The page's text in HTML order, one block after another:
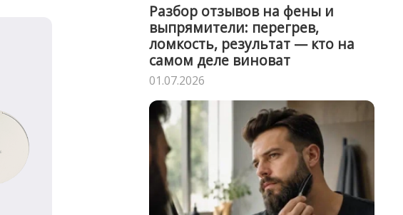
Разбор отзывов на фены и
выпрямители: перегрев,
ломкость, результат — кто на
самом деле виноват
01.07.2026